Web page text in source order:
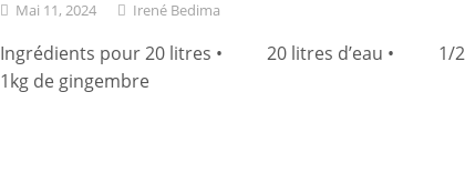
Mai 11, 2024 Irené Bedima
Ingrédients pour 20 litres • 20 litres d’eau • 1/
1kg de gingembre